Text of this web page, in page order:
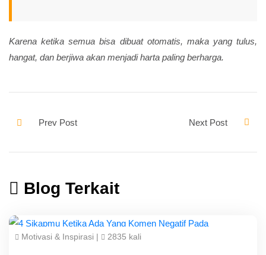
Karena ketika semua bisa dibuat otomatis, maka yang tulus,
hangat, dan berjiwa akan menjadi harta paling berharga.
Blog Terkait
Motivasi & Inspirasi | 2835 kali